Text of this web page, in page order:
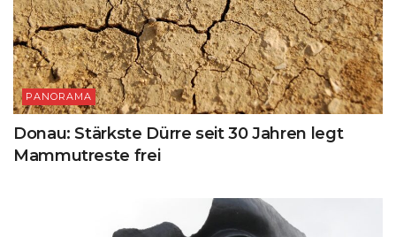
PANORAMA
Donau: Stärkste Dürre seit 30 Jahren legt
Mammutreste frei